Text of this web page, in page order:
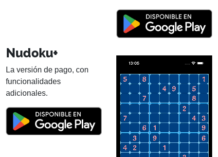
Nudoku+
La versión de pago, con
funcionalidades
adicionales.